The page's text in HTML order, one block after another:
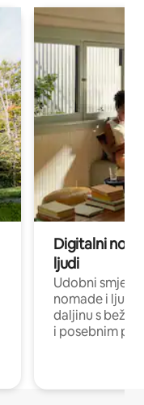
Digitalni
ljudi
Udobni
nomade i ljude
daljinu s
i posebnim